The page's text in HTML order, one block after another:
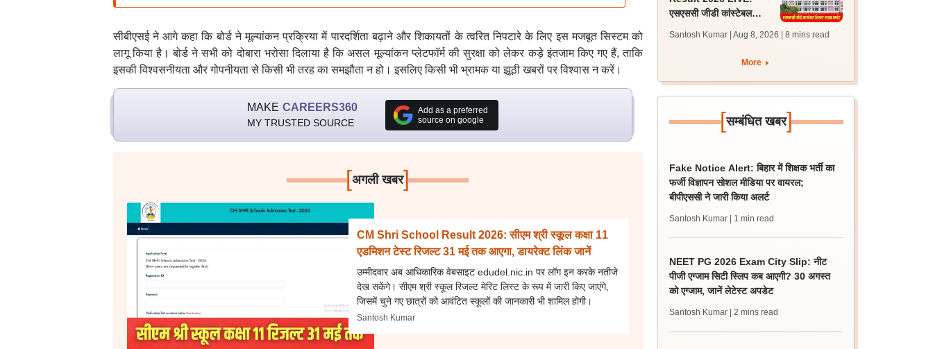
सीबीएसई ने आगे कहा कि बोर्ड ने मूल्यांकन प्रक्रिया में पारदर्शिता बढ़ाने और शिकायतों के त्वरित निपटारे के लिए इस मजबूत सिस्टम को
लागू किया है। बोर्ड ने सभी को दोबारा भरोसा दिलाया है कि असल मूल्यांकन प्लेटफॉर्म की सुरक्षा को लेकर कड़े इंतजाम किए गए हैं, ताकि
इसकी विश्वसनीयता और गोपनीयता से किसी भी तरह का समझौता न हो। इसलिए किसी भी भ्रामक या झूठी खबरों पर विश्वास न करें।
MAKE CAREERS360
MY TRUSTED SOURCE
Add as a preferred
source on google
[अगली खबर]
CM Shri School Result 2026: सीएम श्री स्कूल कक्षा 11
एडमिशन टेस्ट रिजल्ट 31 मई तक आएगा, डायरेक्ट लिंक जानें
उम्मीदवार अब आधिकारिक वेबसाइट edudel.nic.in पर लॉग इन करके नतीजे
देख सकेंगे। सीएम श्री स्कूल रिजल्ट मेरिट लिस्ट के रूप में जारी किए जाएंगे,
जिसमें चुने गए छात्रों को आवंटित स्कूलों की जानकारी भी शामिल होगी।
Santosh Kumar
एसएससी जीडी कांस्टेबल
लेटेस्ट अपडेट, स्कोरकार्ड लिंक
Santosh Kumar | Aug 8, 2026 | 8 mins read
More
[सम्बंधित खबर]
Fake Notice Alert: बिहार में शिक्षक भर्ती का
फर्जी विज्ञापन सोशल मीडिया पर वायरल;
बीपीएससी ने जारी किया अलर्ट
Santosh Kumar | 1 min read
NEET PG 2026 Exam City Slip: नीट
पीजी एग्जाम सिटी स्लिप कब आएगी? 30 अगस्त
को एग्जाम, जानें लेटेस्ट अपडेट
Santosh Kumar | 2 mins read